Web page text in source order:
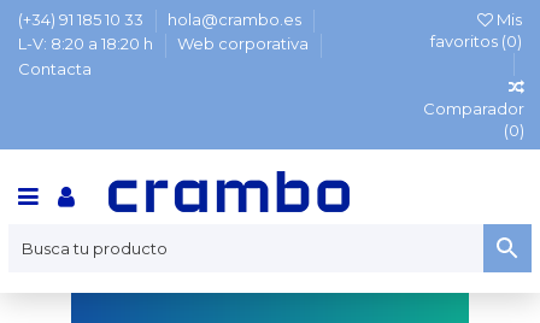
(+34) 91 185 10 33
hola@crambo.es
L-V: 8:20 a 18:20 h
Web corporativa
Contacta
Mis
favoritos (0)
Comparador
(0)